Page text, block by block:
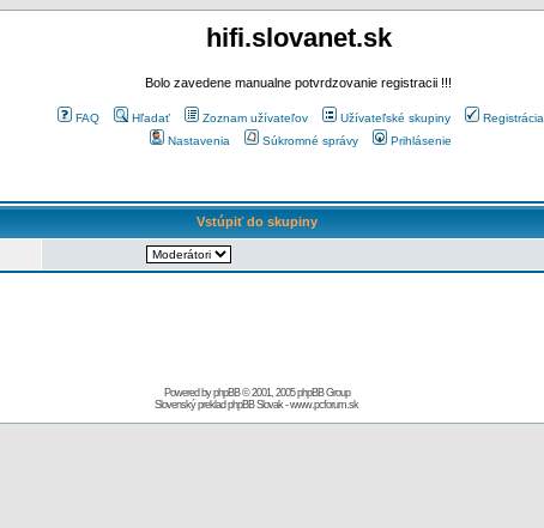
hifi.slovanet.sk
Bolo zavedene manualne potvrdzovanie registracii !!!
FAQ Hľadať Zoznam užívateľov Užívateľské skupiny
Registrácia
Nastavenia
Súkromné správy Prihlásenie
Vstúpiť do skupiny
Powered byphpBB© 2001, 2005 phpBB Group
Slovenský preklad phpBB Slovak-www.pcforum.sk